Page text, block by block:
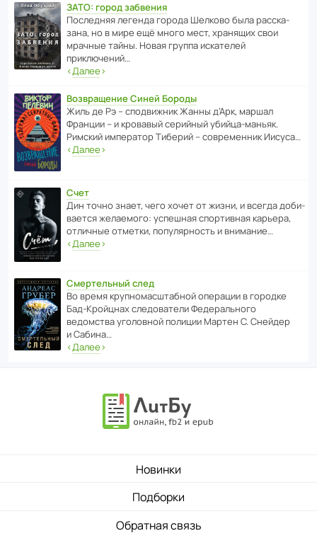
ЗАТО: город забвения
После­дняя легенда города Шелково была расска­
зана, но в мире ещё много мест, хранящих свои
мрачные тайны. Новая группа иска­телей
приключений…
‹Далее›
Возвращение Синей Бороды
Жиль де Рэ – спод­ви­жник Жанны д’Арк, маршал
Франции – и кровавый серийный убийца-маньяк.
Римский импе­ратор Тиберий – совре­менник Иисуса…
‹Далее›
Счет
Дин точно знает, чего хочет от жизни, и всегда доби­
ва­ется жела­е­мого: успе­шная спор­ти­вная карьера,
отли­чные отметки, попу­ля­р­ность и внимание…
‹Далее›
Смертельный след
Во время круп­но­мас­ш­та­бной операции в городке
Бад‑Крой­цнах следо­ва­тели Феде­раль­ного
ведомства уголо­вной полиции Мартен С. Снейдер
и Сабина…
‹Далее›
Новинки
Подборки
Обратная связь